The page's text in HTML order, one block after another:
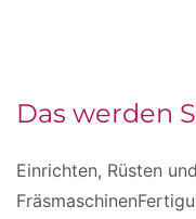
Das werden
Einrichten, Rüsten